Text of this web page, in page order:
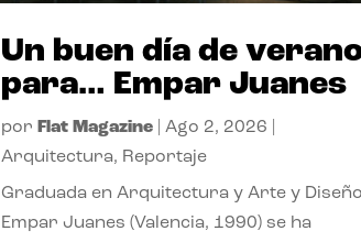
Un buen día de
para… Empar Juanes
por Flat Magazine| Ago 2, 2026
Arquitectura, Reportaje
Graduada en Arquitectura y Arte y
Empar Juanes (Valencia, 1990) se ha